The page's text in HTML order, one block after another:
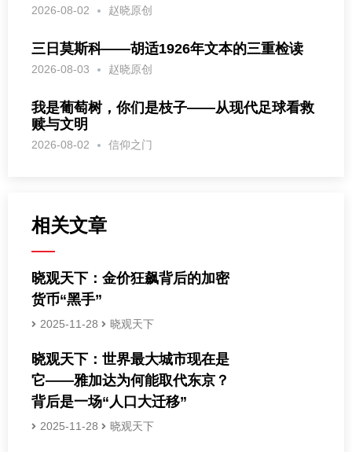
2026-08-02 赵晓原创
三日莫斯科——胡适1926年文本的三重检读
2026-08-03 赵晓原创
我是葡萄树，你们是枝子——从现代足球看救
赎与文明
2026-08-02 信仰之门
相关文章
晓观天下：金价狂飙背后的加密
货币“黑手”
2025-11-28 晓观天下
晓观天下：世界最大城市现在是
它——雅加达为何能取代东京？
背后是一场“人口大迁移”
2025-11-28 晓观天下